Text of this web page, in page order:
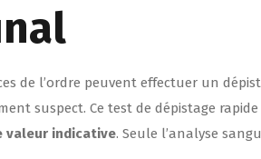
de l’ordre peuvent effectuer un
suspect. Ce test de dépistage rapide
valeur indicative. Seule l’analyse